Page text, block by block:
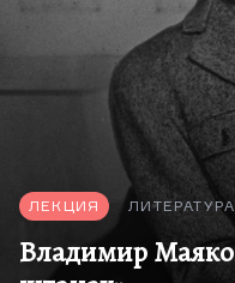
ЛЕКЦИЯ ЛИТЕРАТУРА
Владимир